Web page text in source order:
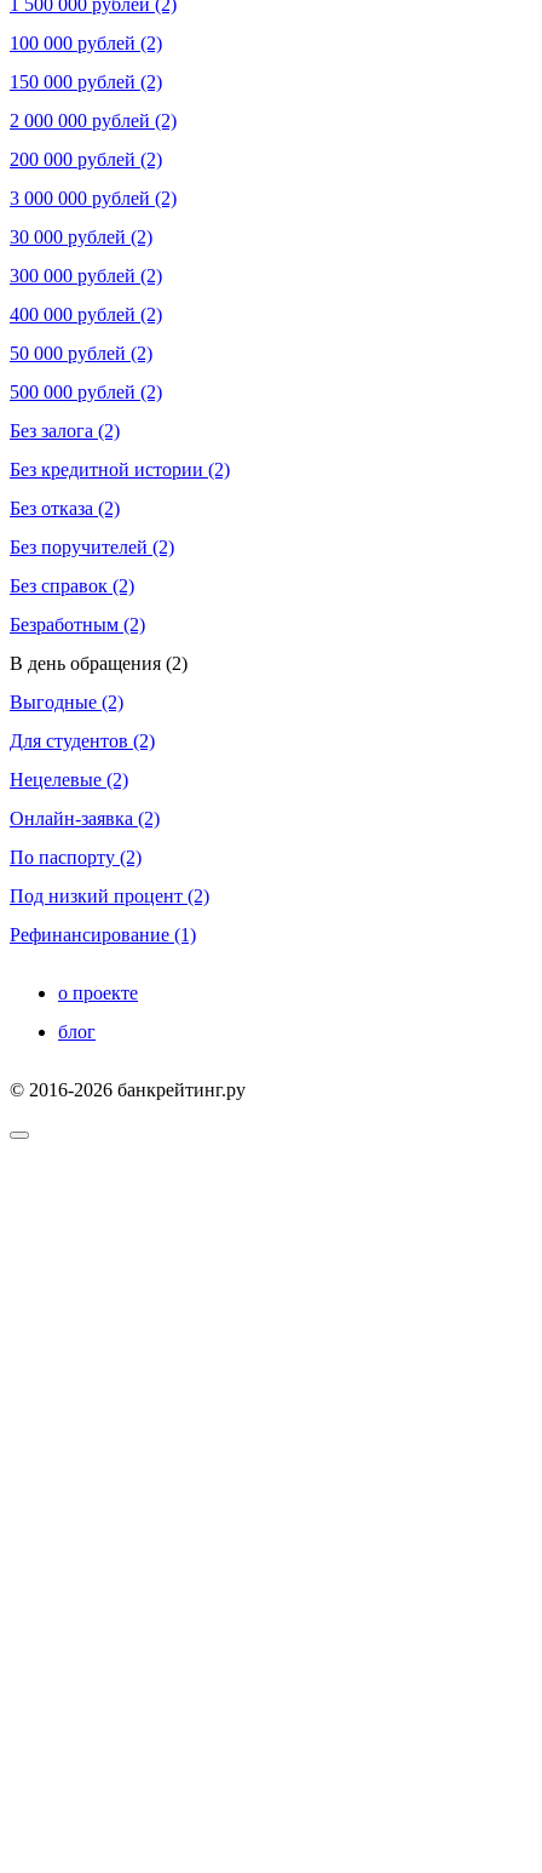
100 000 рублей (2)
150 000 рублей (2)
2 000 000 рублей (2)
200 000 рублей (2)
3 000 000 рублей (2)
30 000 рублей (2)
300 000 рублей (2)
400 000 рублей (2)
50 000 рублей (2)
500 000 рублей (2)
Без залога (2)
Без кредитной истории (2)
Без отказа (2)
Без поручителей (2)
Без справок (2)
Безработным (2)
В день обращения (2)
Выгодные (2)
Для студентов (2)
Нецелевые (2)
Онлайн-заявка (2)
По паспорту (2)
Под низкий процент (2)
Рефинансирование (1)
о проекте
блог
© 2016-2026 банкрейтинг.ру